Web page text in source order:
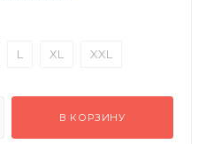
L XL XXL
В КОРЗИНУ